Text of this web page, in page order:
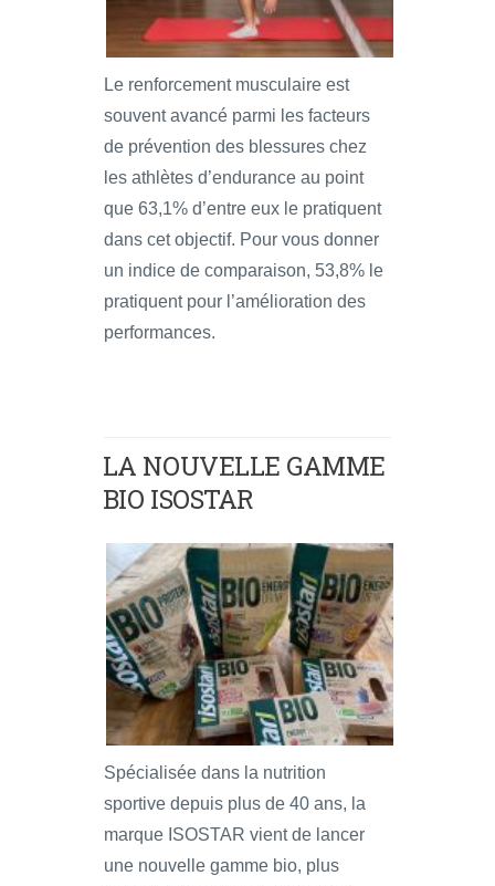
Le renforcement musculaire est
souvent avancé parmi les facteurs
de prévention des blessures chez
les athlètes d’endurance au point
que 63,1% d’entre eux le pratiquent
dans cet objectif. Pour vous donner
un indice de comparaison, 53,8% le
pratiquent pour l’amélioration des
performances.
LA NOUVELLE GAMME
BIO ISOSTAR
Spécialisée dans la nutrition
sportive depuis plus de 40 ans, la
marque ISOSTAR vient de lancer
une nouvelle gamme bio, plus